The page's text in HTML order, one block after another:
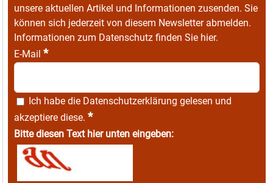
unsere aktuellen Artikel und Informationen zusenden. Sie
können sich jederzeit von diesem Newsletter abmelden.
Informationen zum Datenschutz finden Sie hier.
E-Mail *
Ich habe die Datenschutzerklärung gelesen und
akzeptiere diese. *
Bitte diesen Text hier unten eingeben: